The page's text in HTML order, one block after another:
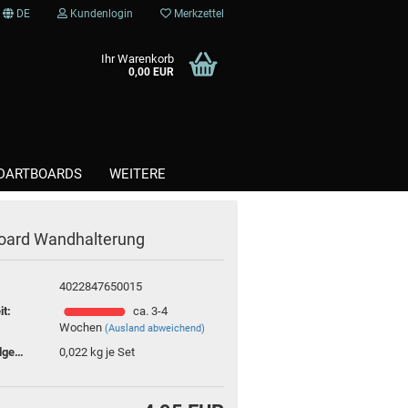
DE Kundenlogin Merkzettel
Ihr Warenkorb
0,00 EUR
WEITERE
Kunststoffspitzen / Softtips
Wandhalterung
4022847650015
ca. 3-4
Wochen(Ausland abweichend)
Versandgewicht: 0,022 kg je Set